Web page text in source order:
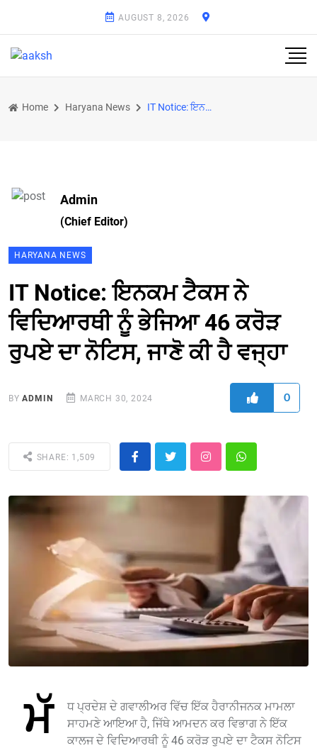
AUGUST 8, 2026
Home Haryana News IT Notice: ਇਨਕਮ ਟੈਕਸ ਨੇ ਵਿਦਿਆਰਥੀ ਨੂੰ ਭੇਜਿਆ 46 ਕਰੋੜ ਰੁਪਏ ਦਾ ਨੋਟਿਸ, ਜਾਣੋ ਕੀ ਹੈ ਵਜ੍ਹਾ
Admin
(Chief Editor)
HARYANA NEWS
IT Notice: ਇਨਕਮ ਟੈਕਸ ਨੇ
ਵਿਦਿਆਰਥੀ ਨੂੰ ਭੇਜਿਆ 46 ਕਰੋੜ
ਰੁਪਏ ਦਾ ਨੋਟਿਸ, ਜਾਣੋ ਕੀ ਹੈ ਵਜ੍ਹਾ
BYADMIN MARCH 30, 2024 0
SHARE: 1,509
ਮੱ
ਧ ਪ੍ਰਦੇਸ਼ ਦੇ ਗਵਾਲੀਅਰ ਵਿੱਚ ਇੱਕ ਹੈਰਾਨੀਜਨਕ ਮਾਮਲਾ
ਸਾਹਮਣੇ ਆਇਆ ਹੈ, ਜਿੱਥੇ ਆਮਦਨ ਕਰ ਵਿਭਾਗ ਨੇ ਇੱਕ
ਕਾਲਜ ਦੇ ਵਿਦਿਆਰਥੀ ਨੂੰ 46 ਕਰੋੜ ਰੁਪਏ ਦਾ ਟੈਕਸ ਨੋਟਿਸ